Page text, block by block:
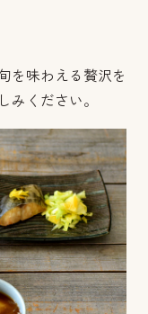
を味わえる贅沢を
みください。